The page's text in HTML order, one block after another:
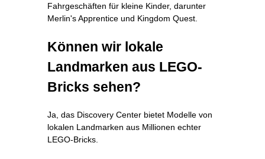
Fahrgeschäften für kleine Kinder, darunter
Merlin's Apprentice und Kingdom Quest.
Können wir lokale
Landmarken aus LEGO-
Bricks sehen?
Ja, das Discovery Center bietet Modelle von
lokalen Landmarken aus Millionen echter
LEGO-Bricks.